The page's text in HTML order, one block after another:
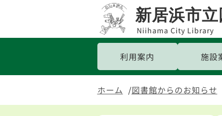
新居浜市
Niihama City Library
利用案内 施設
ホーム 図書館からのお知らせ